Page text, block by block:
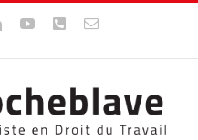
LinkedInYouTubeWhatsApp
Email